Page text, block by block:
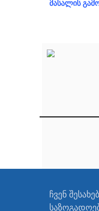
მასალის
ჩვენ შესახებ